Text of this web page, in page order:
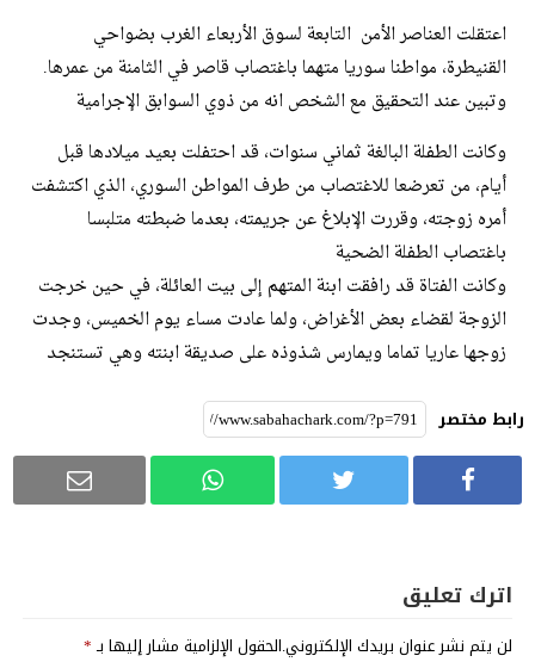
اعتقلت العناصر الأمن التابعة لسوق الأربعاء الغرب بضواحي
القنيطرة، مواطنا سوريا متهما باغتصاب قاصر في الثامنة من عمرها.
وتبين عند التحقيق مع الشخص انه من ذوي السوابق الإجرامية
وكانت الطفلة البالغة ثماني سنوات، قد احتفلت بعيد ميلادها قبل
أيام، من تعرضعا للاغتصاب من طرف المواطن السوري، الذي اكتشفت
أمره زوجته، وقررت الإبلاغ عن جريمته، بعدما ضبطته متلبسا
باغتصاب الطفلة الضحية
وكانت الفتاة قد رافقت ابنة المتهم إلى بيت العائلة، في حين خرجت
الزوجة لقضاء بعض الأغراض، ولما عادت مساء يوم الخميس، وجدت
زوجها عاريا تماما ويمارس شذوذه على صديقة ابنته وهي تستنجد
رابط مختصر
اترك تعليق
لن يتم نشر عنوان بريدك الإلكتروني.الحقول الإلزامية مشار إليها بـ*